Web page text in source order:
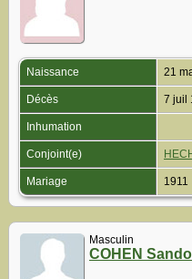
Naissance 21
Décès 7 juil
Inhumation
Conjoint(e)
Mariage 1911
Masculin
COHEN